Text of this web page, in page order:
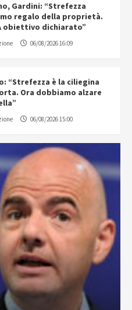
Gardini: “Strefezza
regalo della proprietà.
obiettivo dichiarato”
06/08/2026 16:09
“Strefezza è la ciliegina
Ora dobbiamo alzare
06/08/2026 15:00